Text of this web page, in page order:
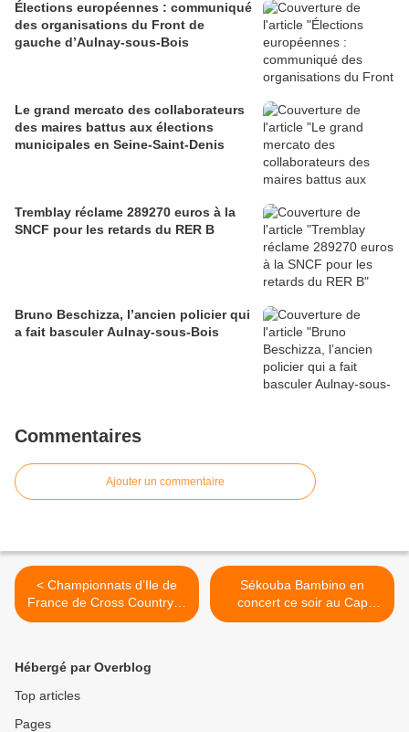
Élections européennes : communiqué
des organisations du Front de
gauche d’Aulnay-sous-Bois
Le grand mercato des collaborateurs
des maires battus aux élections
municipales en Seine-Saint-Denis
Tremblay réclame 289270 euros à la
SNCF pour les retards du RER B
Bruno Beschizza, l’ancien policier qui
a fait basculer Aulnay-sous-Bois
Commentaires
Ajouter un commentaire
< Championnats d’Ile de
France de Cross Country le
9 février 2014 à Aulnay-
Sékouba Bambino en
concert ce soir au Cap
d’Aulnay-sous-Bois >
Hébergé par Overblog
Top articles
Pages